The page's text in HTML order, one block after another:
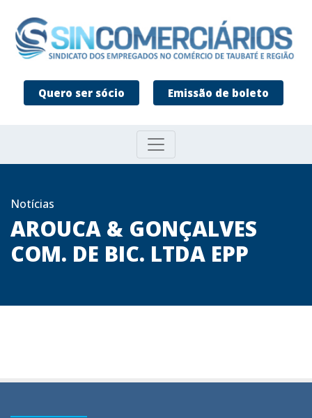
Quero ser sócio Emissão de boleto
Notícias
AROUCA & GONÇALVES
COM. DE BIC. LTDA EPP